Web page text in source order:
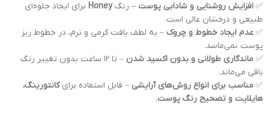
✅ افزایش روشنایی و شادابی پوست – رنگHoney برای ایجاد جلوه‌ای
طبیعی و درخشان عالی است.
✅ عدم ایجاد خطوط و چروک – به لطف بافت کرمی و نرم، در خطوط ریز
پوست نمی‌ماسد.
✅ ماندگاری طولانی و بدون اکسید شدن
– تا ۱۲ ساعت بدون تغییر رنگ
باقی می‌ماند.
✅ مناسب برای انواع روش‌های آرایشی – قابل استفاده برایکانتورینگ،
هایلایت و تصحیح رنگ پوست.